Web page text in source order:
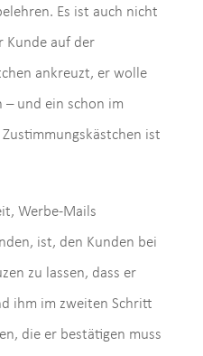
Es ist auch nicht
Kunde auf der
ankreuzt, er wolle
– und ein schon im
ist
Werbe-Mails
ist, den Kunden bei
zu lassen, dass er
ihm im zweiten Schritt
die er bestätigen muss